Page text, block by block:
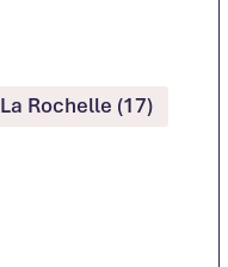
La Rochelle (17)